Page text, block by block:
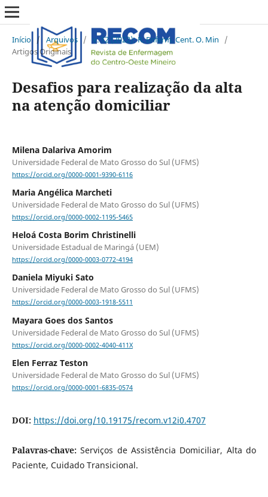
Início / Arquivos / v. 12 (2022): R. Enferm. Cent. O. Min
/
Artigos Originais
Desafios para realização da alta
na atenção domiciliar
Milena Dalariva Amorim
Universidade Federal de Mato Grosso do Sul (UFMS)
https://orcid.org/0000-0001-9390-6116
Maria Angélica Marcheti
Universidade Federal de Mato Grosso do Sul (UFMS)
https://orcid.org/0000-0002-1195-5465
Heloá Costa Borim Christinelli
Universidade Estadual de Maringá (UEM)
https://orcid.org/0000-0003-0772-4194
Daniela Miyuki Sato
Universidade Federal de Mato Grosso do Sul (UFMS)
https://orcid.org/0000-0003-1918-5511
Mayara Goes dos Santos
Universidade Federal de Mato Grosso do Sul (UFMS)
https://orcid.org/0000-0002-4040-411X
Elen Ferraz Teston
Universidade Federal de Mato Grosso do Sul (UFMS)
https://orcid.org/0000-0001-6835-0574
DOI: https://doi.org/10.19175/recom.v12i0.4707
Palavras-chave:Serviços de Assistência Domiciliar, Alta do
Paciente, Cuidado Transicional.